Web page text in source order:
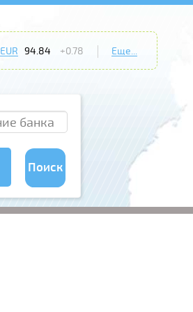
EUR 94.84 +0.78 Еще...
Поиск